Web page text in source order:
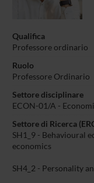
Qualifica
Professore ordinario
Ruolo
Professore Ordinario
Settore disciplinare
ECON-01/A -
Settore di Ricerca
SH1_9 - Behavioural
economics
SH4_2 - Personality